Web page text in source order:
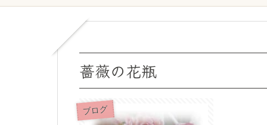
薔薇の花瓶
ブログ